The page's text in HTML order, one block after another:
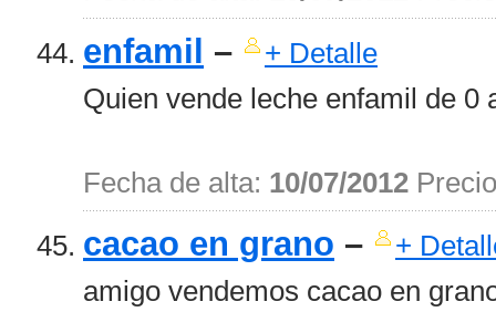
enfamil – + Detalle
Quien vende leche enfamil de 0
Fecha de alta: 10/07/2012
cacao en grano – +
amigo vendemos cacao en